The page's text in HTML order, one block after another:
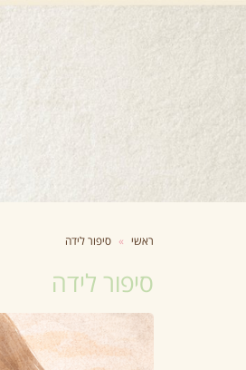
ראשי » סיפור לידה
סיפור לידה